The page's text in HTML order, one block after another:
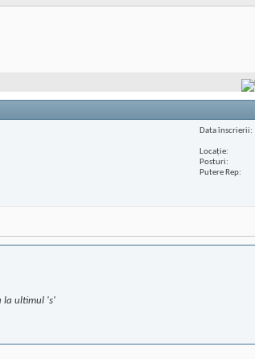
Data înscrierii
Locaţie
Posturi
Putere Rep
la ultimul 's'